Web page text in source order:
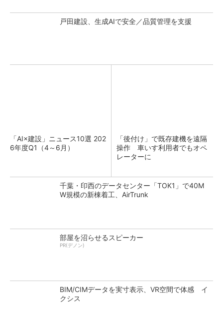
戸田建設、生成AIで安全／品質管理を支援
「AI×建設」ニュース10選 202
6年度Q1（4～6月）
「後付け」で既存建機を遠隔
操作 車いす利用者でもオペ
レーターに
千葉・印西のデータセンター「TOK1」で40M
W規模の新棟着工、AirTrunk
部屋を沼らせるスピーカー
PR(デノン)
BIM/CIMデータを実寸表示、VR空間で体感 イ
クシス